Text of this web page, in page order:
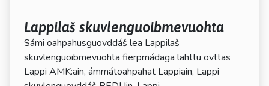
Lappilaš skuvlenguoibmevuohta
Sámi oahpahusguovddáš lea Lappilaš
skuvlenguoibmevuohta fierpmádaga lahttu ovttas
Lappi AMK:ain, ámmátoahpahat Lappiain, Lappi